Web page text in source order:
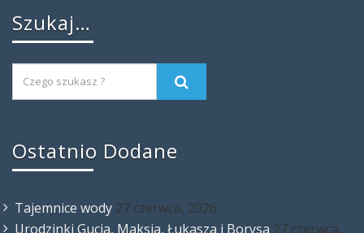
Szukaj…
Ostatnio Dodane
Tajemnice wody 27 czerwca, 2026
Urodzinki Gucia, Maksia, Łukasza i Borysa 27 czerwca,